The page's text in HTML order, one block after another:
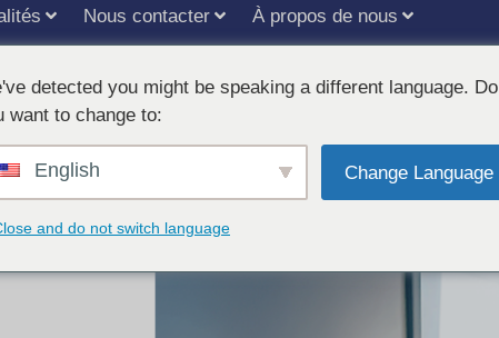
Nous contacter
À propos de nous
detected you might be speaking a different language. Do
want to change to:
English Change Language
and do not switch language